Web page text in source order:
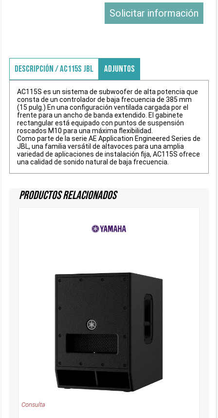
Solicitar información
DESCRIPCIÓN / AC115S JBL ADJUNTOS
AC115S es un sistema de subwoofer de alta potencia que
consta de un controlador de baja frecuencia de 385 mm
(15 pulg.) En una configuración ventilada cargada por el
frente para un ancho de banda extendido. El gabinete
rectangular está equipado con puntos de suspensión
roscados M10 para una máxima flexibilidad.
Como parte de la serie AE Application Engineered Series de
JBL, una familia versátil de altavoces para una amplia
variedad de aplicaciones de instalación fija, AC115S ofrece
una calidad de sonido natural de baja frecuencia.
Productos Relacionados
Consulta